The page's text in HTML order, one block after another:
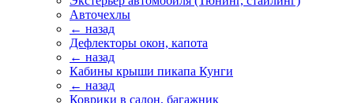
Авточехлы
← назад
Дефлекторы окон, капота
← назад
Кабины крыши пикапа Кунги
← назад
Коврики в салон, багажник